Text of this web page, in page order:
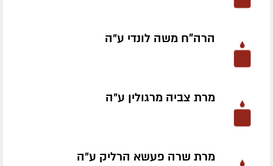
הרה"ח משה לונדי ע״ה
מרת צביה מרגולין ע״ה
מרת שרה פעשא הרליק ע״ה